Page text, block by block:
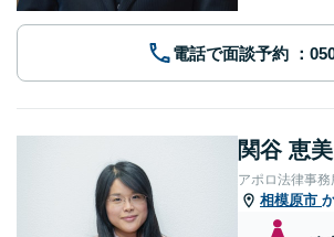
電話で面談予約
関谷 恵美
アポロ法律事務
相模原市